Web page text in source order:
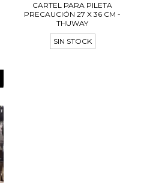
CARTEL PARA PILETA
PRECAUCIÓN 27 X 36 CM -
THUWAY
SIN STOCK